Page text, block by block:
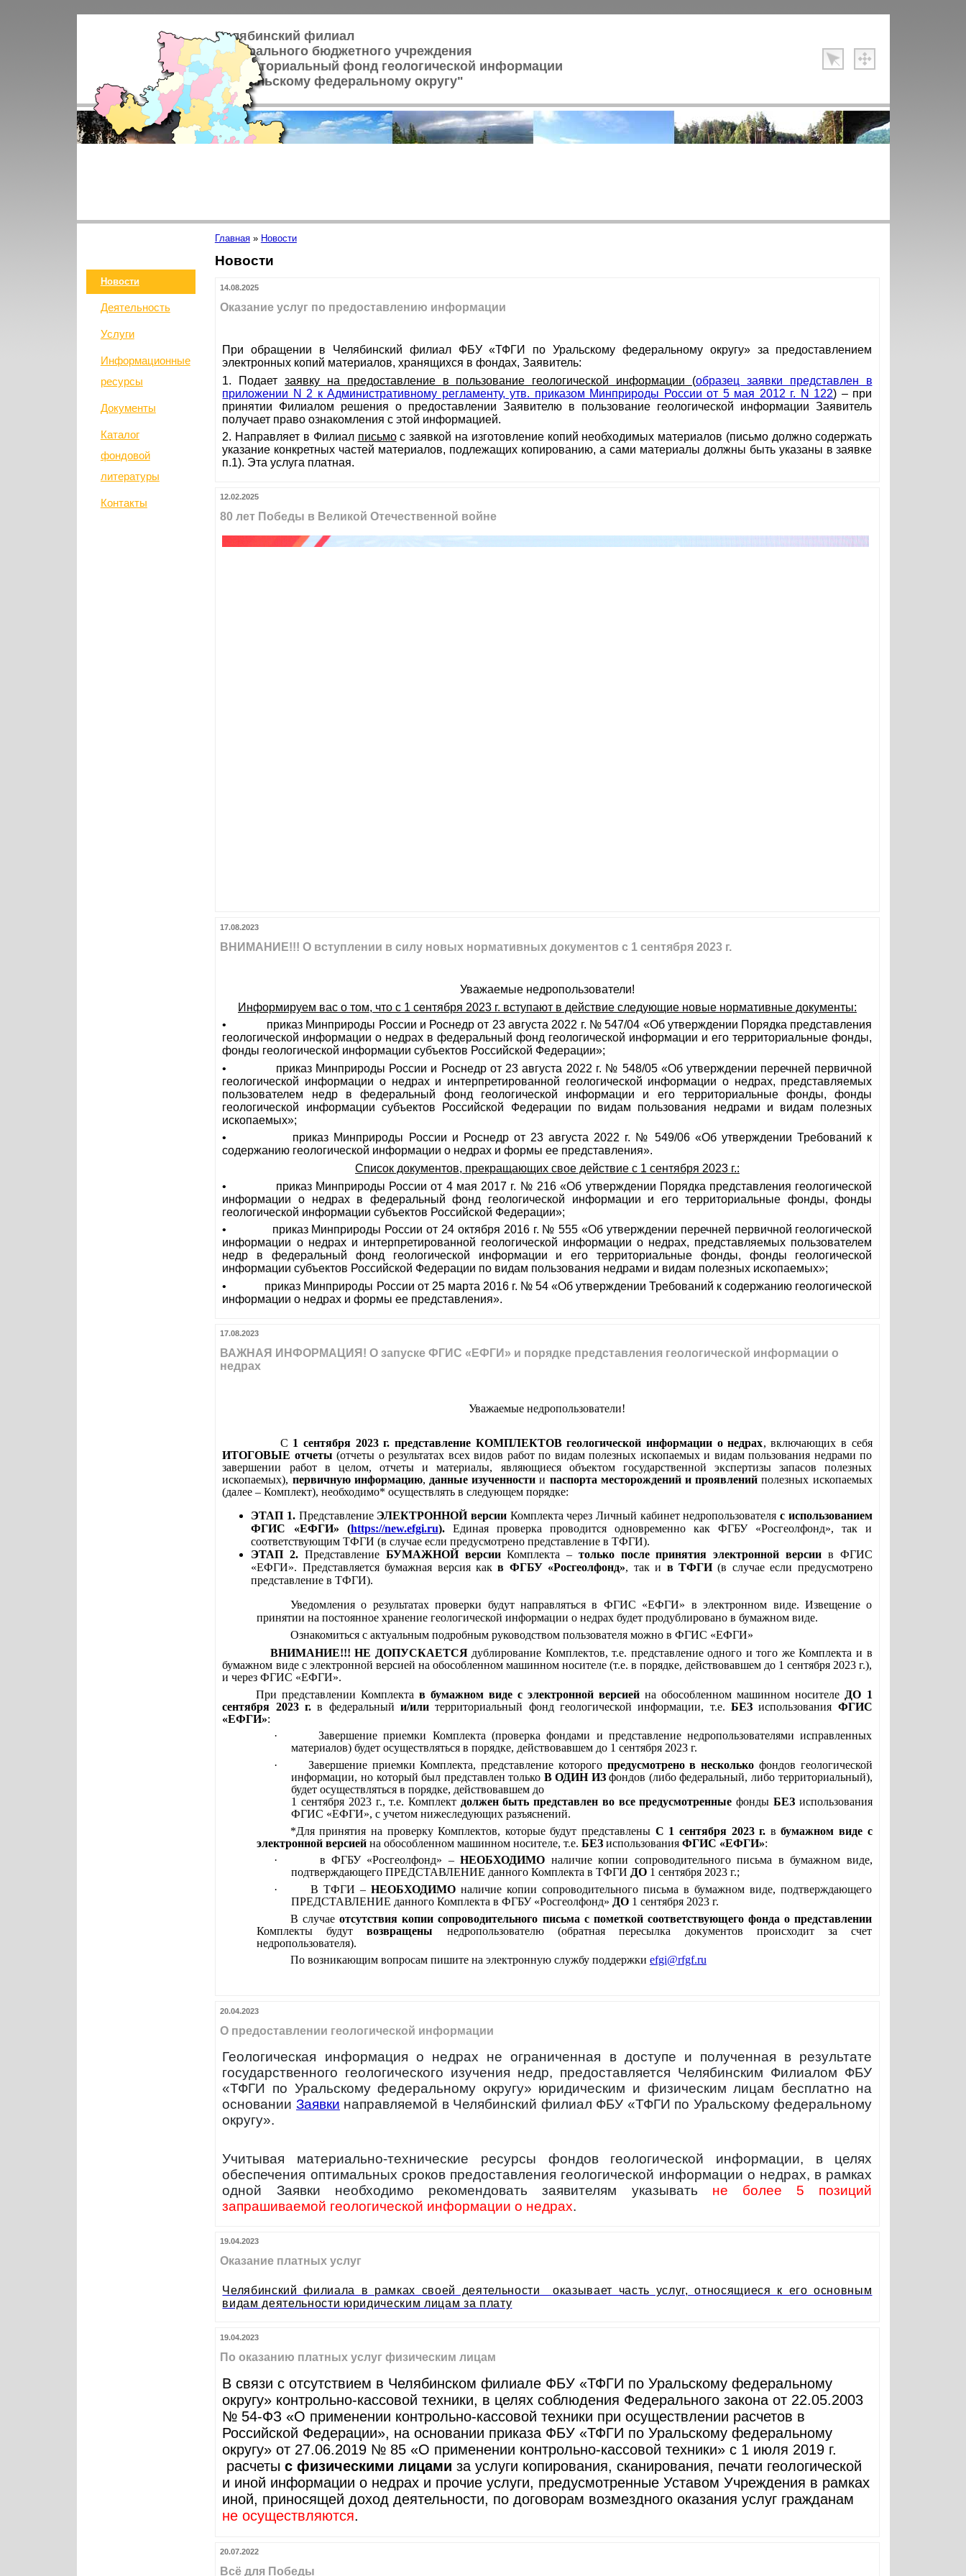
Челябинский филиал
Федерального бюджетного учреждения
"Территориальный фонд геологической информации
по Уральскому федеральному округу"
Новости
Деятельность
Услуги
Информационные
ресурсы
Документы
Каталог
фондовой
литературы
Контакты
Главная» Новости
Новости
14.08.2025
Оказание услуг по предоставлению информации
При обращении в Челябинский филиал ФБУ «ТФГИ по Уральскому федеральному округу» за предоставлением
электронных копий материалов, хранящихся в фондах, Заявитель:
1. Подаетзаявку на предоставление в пользование геологической информации (образец заявки представлен в
приложении N 2 к Административному регламенту, утв. приказом Минприроды России от 5 мая 2012 г. N 122) – при
принятии Филиалом решения о предоставлении Заявителю в пользование геологической информации Заявитель
получает право ознакомления с этой информацией.
2. Направляет в Филиал письмос заявкой на изготовление копий необходимых материалов (письмо должно содержать
указание конкретных частей материалов, подлежащих копированию, а сами материалы должны быть указаны в заявке
п.1). Эта услуга платная.
12.02.2025
80 лет Победы в Великой Отечественной войне
17.08.2023
ВНИМАНИЕ!!! О вступлении в силу новых нормативных документов с 1 сентября 2023 г.
Уважаемые недропользователи!
Информируем вас о том, что с 1 сентября 2023 г. вступают в действие следующие новые нормативные документы:
•
приказ Минприроды России и Роснедр от 23 августа 2022 г. № 547/04 «Об утверждении Порядка представления
геологической информации о недрах в федеральный фонд геологической информации и его территориальные фонды,
фонды геологической информации субъектов Российской Федерации»;
•
приказ Минприроды России и Роснедр от 23 августа 2022 г. № 548/05 «Об утверждении перечней первичной
геологической информации о недрах и интерпретированной геологической информации о недрах, представляемых
пользователем недр в федеральный фонд геологической информации и его территориальные фонды, фонды
геологической информации субъектов Российской Федерации по видам пользования недрами и видам полезных
ископаемых»;
•
приказ Минприроды России и Роснедр от 23 августа 2022 г. № 549/06 «Об утверждении Требований к
содержанию геологической информации о недрах и формы ее представления».
Список документов, прекращающих свое действие с 1 сентября 2023 г.:
•
приказ Минприроды России от 4 мая 2017 г. № 216 «Об утверждении Порядка представления геологической
информации о недрах в федеральный фонд геологической информации и его территориальные фонды, фонды
геологической информации субъектов Российской Федерации»;
•
приказ Минприроды России от 24 октября 2016 г. № 555 «Об утверждении перечней первичной геологической
информации о недрах и интерпретированной геологической информации о недрах, представляемых пользователем
недр в федеральный фонд геологической информации и его территориальные фонды, фонды геологической
информации субъектов Российской Федерации по видам пользования недрами и видам полезных ископаемых»;
•
приказ Минприроды России от 25 марта 2016 г. № 54 «Об утверждении Требований к содержанию геологической
информации о недрах и формы ее представления».
17.08.2023
ВАЖНАЯ ИНФОРМАЦИЯ! О запуске ФГИС «ЕФГИ» и порядке представления геологической информации о
недрах
Уважаемые недропользователи!
С 1 сентября 2023 г. представление КОМПЛЕКТОВ геологической информации о недрах, включающих в себя
ИТОГОВЫЕ отчеты (отчеты о результатах всех видов работ по видам полезных ископаемых и видам пользования недрами по
завершении работ в целом, отчеты и материалы, являющиеся объектом государственной экспертизы запасов полезных
ископаемых), первичную информацию, данные изученности и паспорта месторождений и проявлений полезных ископаемых
(далее – Комплект), необходимо* осуществлять в следующем порядке:
ЭТАП 1. Представление ЭЛЕКТРОННОЙ версии Комплекта через Личный кабинет недропользователя с использованием
ФГИС «ЕФГИ» (https://new.efgi.ru). Единая проверка проводится одновременно как ФГБУ «Росгеолфонд», так и
соответствующим ТФГИ (в случае если предусмотрено представление в ТФГИ).
ЭТАП 2. Представление БУМАЖНОЙ версииКомплекта – только после принятия электронной версии в ФГИС
«ЕФГИ». Представляется бумажная версия какв ФГБУ «Росгеолфонд», так и в ТФГИ(в случае если предусмотрено
представление в ТФГИ).
Уведомления о результатах проверки будут направляться в ФГИС «ЕФГИ» в электронном виде. Извещение о
принятии на постоянное хранение геологической информации о недрах будет продублировано в бумажном виде.
Ознакомиться с актуальным подробным руководством пользователя можно в ФГИС «ЕФГИ»
ВНИМАНИЕ!!! НЕ ДОПУСКАЕТСЯдублирование Комплектов, т.е. представление одного и того же Комплекта и в
бумажном виде с электронной версией на обособленном машинном носителе (т.е. в порядке, действовавшем до 1 сентября 2023 г.),
и через ФГИС «ЕФГИ».
При представлении Комплекта в бумажном виде с электронной версиейна обособленном машинном носителе ДО 1
сентября 2023 г.в федеральныйи/или территориальный фонд геологической информации, т.е. БЕЗиспользования ФГИС
«ЕФГИ»:
·
Завершение приемки Комплекта (проверка фондами и представление недропользователями исправленных
материалов) будет осуществляться в порядке, действовавшем до 1 сентября 2023 г.
·
Завершение приемки Комплекта, представление которого предусмотрено в несколько фондов геологической
информации, но который был представлен только В ОДИН ИЗфондов (либо федеральный, либо территориальный),
будет осуществляться в порядке, действовавшем до
1 сентября 2023 г., т.е. Комплект должен быть представлен во все предусмотренные фонды БЕЗиспользования
ФГИС «ЕФГИ», с учетом нижеследующих разъяснений.
*Для принятия на проверку Комплектов, которые будут представлены С 1 сентября 2023 г. в бумажном виде с
электронной версией на обособленном машинном носителе, т.е. БЕЗиспользования ФГИС «ЕФГИ»:
·
в ФГБУ «Росгеолфонд» –НЕОБХОДИМО наличие копии сопроводительного письма в бумажном виде,
подтверждающего ПРЕДСТАВЛЕНИЕ данного Комплекта в ТФГИ ДО 1 сентября 2023 г.;
·
В ТФГИ –НЕОБХОДИМО наличие копии сопроводительного письма в бумажном виде, подтверждающего
ПРЕДСТАВЛЕНИЕ данного Комплекта в ФГБУ «Росгеолфонд» ДО 1 сентября 2023 г.
В случаеотсутствия копии сопроводительного письма с пометкой соответствующего фонда о представлении
Комплекты будутвозвращены недропользователю (обратная пересылка документов происходит за счет
недропользователя).
По возникающим вопросам пишите на электронную службу поддержки efgi@rfgf.ru
20.04.2023
О предоставлении геологической информации
Геологическая информация о недрах не ограниченная в доступе и полученная в результате
государственного геологического изучения недр, предоставляется Челябинским Филиалом ФБУ
«ТФГИ по Уральскому федеральному округу» юридическим и физическим лицам бесплатно на
основании Заявки направляемой в Челябинский филиал ФБУ «ТФГИ по Уральскому федеральному
округу».
Учитывая материально-технические ресурсы фондов геологической информации, в целях
обеспечения оптимальных сроков предоставления геологической информации о недрах, в рамках
одной Заявки необходимо рекомендовать заявителям указывать не более 5 позиций
запрашиваемой геологической информации о недрах.
19.04.2023
Оказание платных услуг
Челябинский филиала в рамках своей деятельности оказывает часть услуг, относящиеся к его основным
видам деятельности юридическим лицам за плату
19.04.2023
По оказанию платных услуг физическим лицам
В связи с отсутствием в Челябинском филиале ФБУ «ТФГИ по Уральскому федеральному
округу» контрольно-кассовой техники, в целях соблюдения Федерального закона от 22.05.2003
№ 54-ФЗ «О применении контрольно-кассовой техники при осуществлении расчетов в
Российской Федерации», на основании приказа ФБУ «ТФГИ по Уральскому федеральному
округу» от 27.06.2019 № 85 «О применении контрольно-кассовой техники» с 1 июля 2019 г.
расчетыс физическими лицами за услуги копирования, сканирования, печати геологической
и иной информации о недрах и прочие услуги, предусмотренные Уставом Учреждения в рамках
иной, приносящей доход деятельности, по договорам возмездного оказания услуг гражданам
не осуществляются.
20.07.2022
Всё для Победы